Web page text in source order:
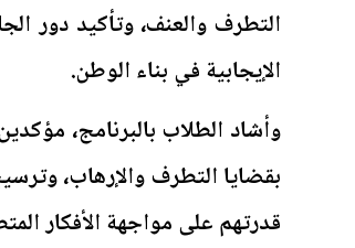
التطرف والعنف، وتأكيد دور
الإيجابية في بناء الوطن.
وأشاد الطلاب بالبرنامج،
بقضايا التطرف والإرهاب،
قدرتهم على مواجهة الأفكار